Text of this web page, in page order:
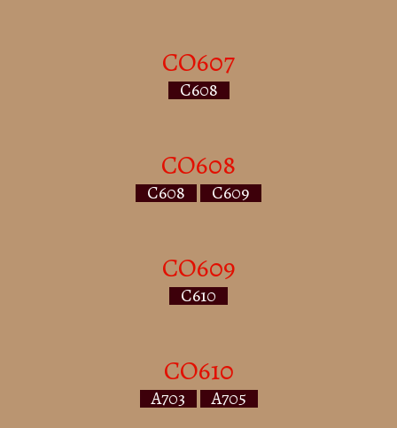
CO607
C608
CO608
C608 C609
CO609
C610
CO610
A703 A705